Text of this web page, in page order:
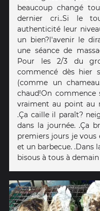
beaucoup changé
dernier cri..Si le
authenticité leur
un bien?l'avenir le
une séance de
Pour les 2/3 du
commencé dès hier
(comme un
chaud!On commence
vraiment au point au
.Ça caille il paraît?
dans la journée. .Ça
premiers jours je vous
et un barbecue. .Dans
bisous à tous à